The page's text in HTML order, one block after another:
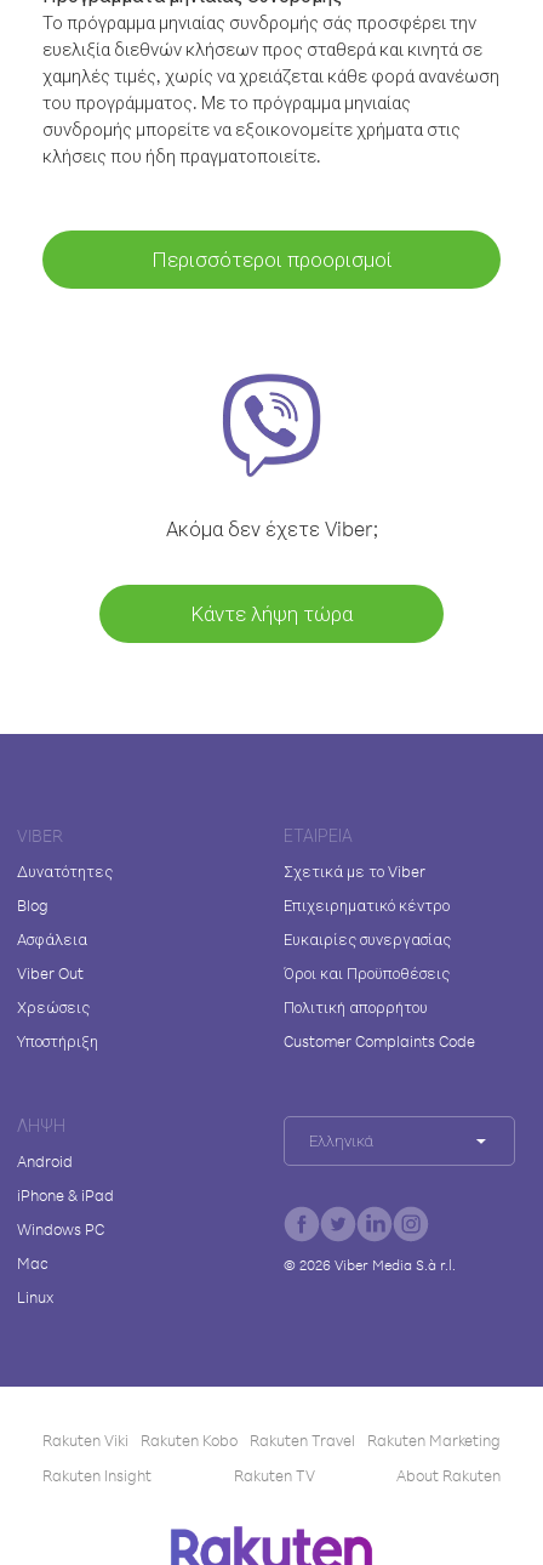
Το πρόγραμμα μηνιαίας συνδρομής σάς προσφέρει την
ευελιξία διεθνών κλήσεων προς σταθερά και κινητά σε
χαμηλές τιμές, χωρίς να χρειάζεται κάθε φορά ανανέωση
του προγράμματος. Με το πρόγραμμα μηνιαίας
συνδρομής μπορείτε να εξοικονομείτε χρήματα στις
κλήσεις που ήδη πραγματοποιείτε.
Περισσότεροι προορισμοί
Ακόμα δεν έχετε Viber;
Κάντε λήψη τώρα
VIBER
Δυνατότητες
Blog
Ασφάλεια
Viber Out
Χρεώσεις
Υποστήριξη
ΕΤΑΙΡΕΊΑ
Σχετικά με το Viber
Επιχειρηματικό κέντρο
Ευκαιρίες συνεργασίας
Όροι και Προϋποθέσεις
Πολιτική απορρήτου
Customer Complaints Code
ΛΉΨΗ
Android
iPhone & iPad
Windows PC
Mac
Linux
Ελληνικά
© 2026Viber Media S.à r.l.
Rakuten Viki Rakuten Kobo Rakuten Travel
Rakuten Marketing
Rakuten Insight
Rakuten TV About Rakuten